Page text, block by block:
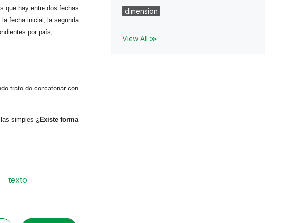
que hay entre dos fechas.
fecha inicial, la segunda
por país,
trato de concatenar con
simples ¿Existe forma
texto
dimension
View All ≫